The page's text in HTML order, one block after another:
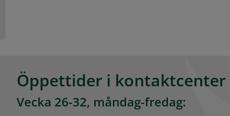
Öppettider i kontaktcenter
Vecka 26-32, måndag-fredag: